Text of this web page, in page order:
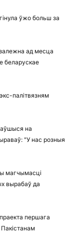
ўжо больш за
ад месца
беларускае
палітвязням
на
"У нас розныя
магчымасці
вырабаў да
першага